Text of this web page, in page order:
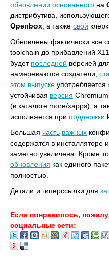
обновлении основанного на
дистрибутива,
Openbox , а также свой клерк
Обновлены фактически все
toolchain до прибавлений
будет последней версией
намереваются создатели,
этом выпуске употребляется
устойчивая версия
(в каталоге more/xapps), а
исполняется при поддержки
Большая часть важных
содержатся в инсталляторе
заметно увеличена. Кроме
обновления как единого
полностью.
Детали и гиперссылки для
Если понравилось,
социальные сети: